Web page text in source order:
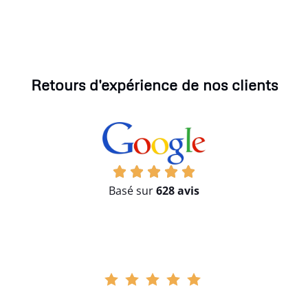
Retours d'expérience de nos clients
Basé sur628 avis